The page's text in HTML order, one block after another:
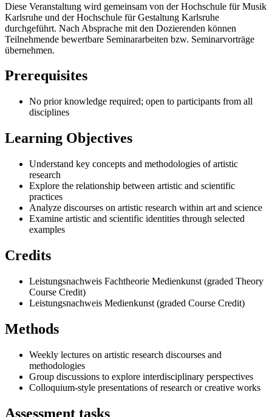
Diese Veranstaltung wird gemeinsam von der Hochschule für Musik
Karlsruhe und der Hochschule für Gestaltung Karlsruhe
durchgeführt. Nach Absprache mit den Dozierenden können
Teilnehmende bewertbare Seminararbeiten bzw. Seminarvorträge
übernehmen.
Prerequisites
No prior knowledge required; open to participants from all
disciplines
Learning Objectives
Understand key concepts and methodologies of artistic
research
Explore the relationship between artistic and scientific
practices
Analyze discourses on artistic research within art and science
Examine artistic and scientific identities through selected
examples
Credits
Leistungsnachweis Fachtheorie Medienkunst (graded Theory
Course Credit)
Leistungsnachweis Medienkunst (graded Course Credit)
Methods
Weekly lectures on artistic research discourses and
methodologies
Group discussions to explore interdisciplinary perspectives
Colloquium-style presentations of research or creative works
Assessment tasks